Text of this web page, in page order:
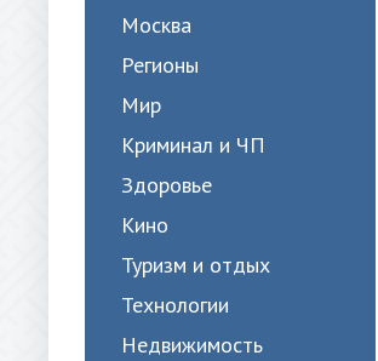
Москва
Регионы
Мир
Криминал и ЧП
Здоровье
Кино
Туризм и отдых
Технологии
Недвижимость